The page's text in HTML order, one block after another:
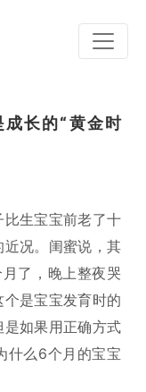
长的“黄金时
生宝宝前老了十
况。闺蜜说，其
了，晚上整夜哭
是宝宝发育时的
如果用正确方式
什么6个月的宝宝